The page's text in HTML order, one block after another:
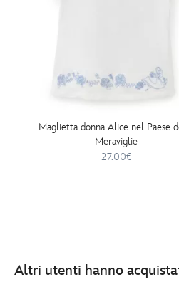
Maglietta donna Alice nel Paese
Meraviglie
27.00€
Altri utenti hanno